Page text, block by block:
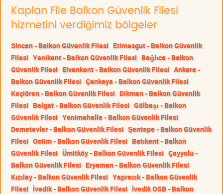
Kaplan File Balkon Güvenlik Filesi
hizmetini verdiğimiz bölgeler
Sincan - Balkon Güvenlik Filesi Etimesgut - Balkon Güvenlik
Filesi Yenikent - Balkon Güvenlik Filesi Bağlıca - Balkon
Güvenlik Filesi Elvankent - Balkon Güvenlik Filesi Ankara -
Balkon Güvenlik Filesi Çankaya - Balkon Güvenlik Filesi
Keçiören - Balkon Güvenlik Filesi Dikmen - Balkon Güvenlik
Filesi Balgat - Balkon Güvenlik Filesi Gölbaşı - Balkon
Güvenlik Filesi Yenimahalle - Balkon Güvenlik Filesi
Demetevler - Balkon Güvenlik Filesi Şentepe - Balkon Güvenlik
Filesi Ostim - Balkon Güvenlik Filesi Batıkent - Balkon
Güvenlik Filesi Ümitköy - Balkon Güvenlik Filesi Çayyolu -
Balkon Güvenlik Filesi Eryaman - Balkon Güvenlik Filesi
Kızılay - Balkon Güvenlik Filesi Yapracık - Balkon Güvenlik
Filesi İvedik - Balkon Güvenlik Filesi İvedik OSB - Balkon